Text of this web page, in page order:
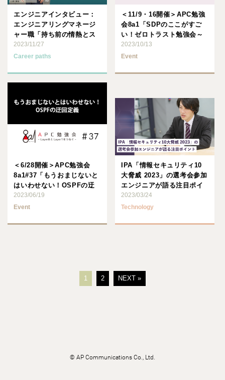
エンジニアインタビュー：
エンジニアリングマネージ
ャー職「持ち前の情熱とス
キルに裁量を加え、事業の
成功･･･
2023/11/27
Career paths
＜11/9・16開催＞APC勉強
会8a1「SDPのここがすご
い！ゼロトラスト勉強会～
前・後編～」
2023/10/13
Event
＜6/28開催＞APC勉強会
8a1#37「もうおまじないと
はいわせない！OSPFの迂
回定義」
2023/06/19
Event
IPA「情報セキュリティ10
大脅威 2023」の選考会参加
エンジニアが語る注目ポイ
ント
2023/03/24
Technology
1 2 NEXT »
© AP Communications Co., Ltd.